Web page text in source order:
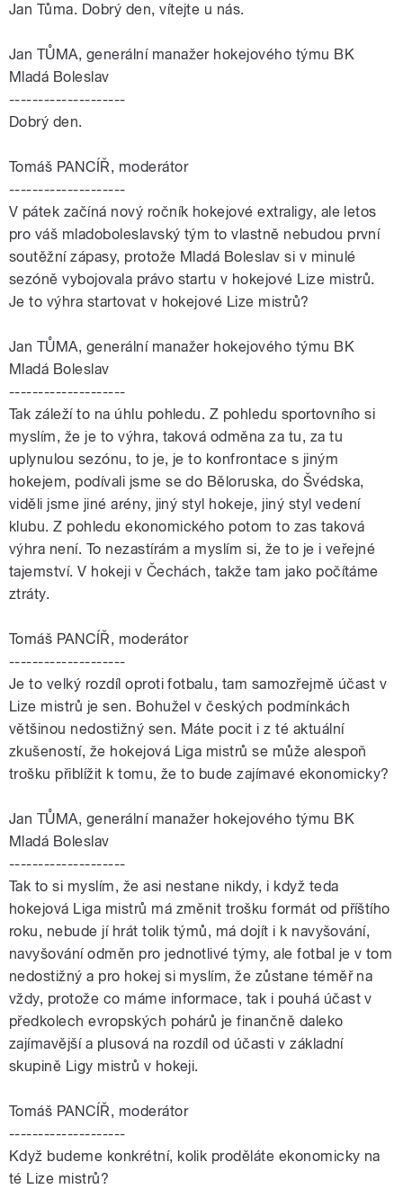
Jan Tůma. Dobrý den, vítejte u nás.
Jan TŮMA, generální manažer hokejového týmu BK
Mladá Boleslav
--------------------
Dobrý den.
Tomáš PANCÍŘ, moderátor
--------------------
V pátek začíná nový ročník hokejové extraligy, ale letos
pro váš mladoboleslavský tým to vlastně nebudou první
soutěžní zápasy, protože Mladá Boleslav si v minulé
sezóně vybojovala právo startu v hokejové Lize mistrů.
Je to výhra startovat v hokejové Lize mistrů?
Jan TŮMA, generální manažer hokejového týmu BK
Mladá Boleslav
--------------------
Tak záleží to na úhlu pohledu. Z pohledu sportovního si
myslím, že je to výhra, taková odměna za tu, za tu
uplynulou sezónu, to je, je to konfrontace s jiným
hokejem, podívali jsme se do Běloruska, do Švédska,
viděli jsme jiné arény, jiný styl hokeje, jiný styl vedení
klubu. Z pohledu ekonomického potom to zas taková
výhra není. To nezastírám a myslím si, že to je i veřejné
tajemství. V hokeji v Čechách, takže tam jako počítáme
ztráty.
Tomáš PANCÍŘ, moderátor
--------------------
Je to velký rozdíl oproti fotbalu, tam samozřejmě účast v
Lize mistrů je sen. Bohužel v českých podmínkách
většinou nedostižný sen. Máte pocit i z té aktuální
zkušeností, že hokejová Liga mistrů se může alespoň
trošku přiblížit k tomu, že to bude zajímavé ekonomicky?
Jan TŮMA, generální manažer hokejového týmu BK
Mladá Boleslav
--------------------
Tak to si myslím, že asi nestane nikdy, i když teda
hokejová Liga mistrů má změnit trošku formát od příštího
roku, nebude jí hrát tolik týmů, má dojít i k navyšování,
navyšování odměn pro jednotlivé týmy, ale fotbal je v tom
nedostižný a pro hokej si myslím, že zůstane téměř na
vždy, protože co máme informace, tak i pouhá účast v
předkolech evropských pohárů je finančně daleko
zajímavější a plusová na rozdíl od účasti v základní
skupině Ligy mistrů v hokeji.
Tomáš PANCÍŘ, moderátor
--------------------
Když budeme konkrétní, kolik proděláte ekonomicky na
té Lize mistrů?